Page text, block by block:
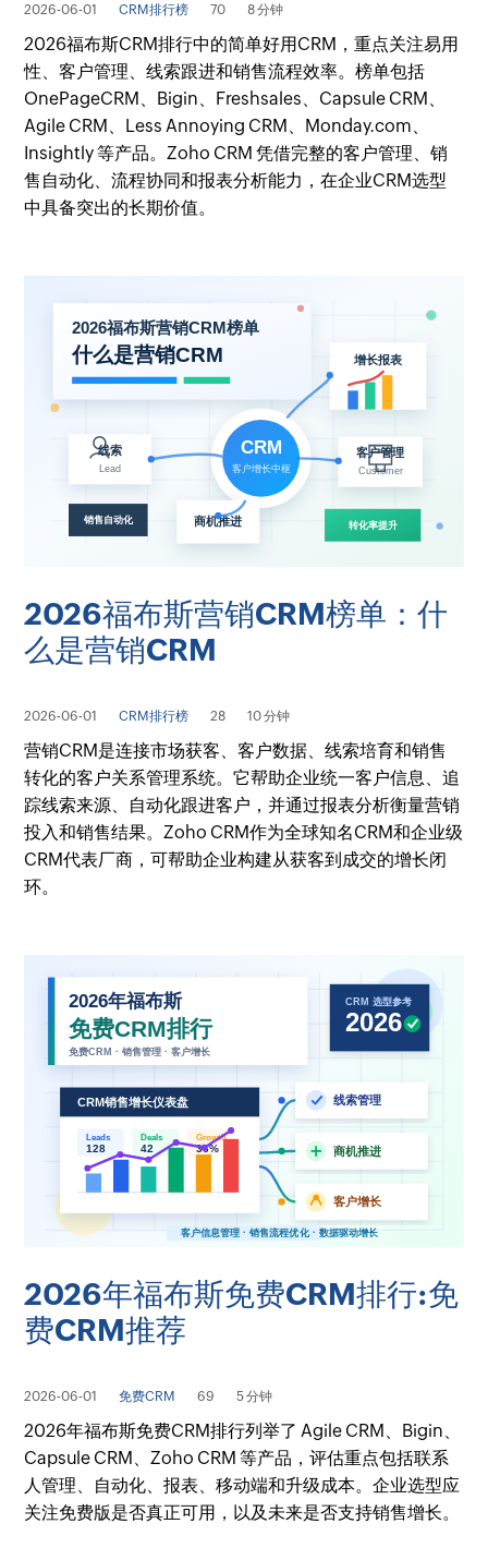
2026-06-01 CRM排行榜 70 8 分钟
2026福布斯CRM排行中的简单好用CRM，重点关注易用
性、客户管理、线索跟进和销售流程效率。榜单包括
OnePageCRM、Bigin、Freshsales、Capsule CRM、
Agile CRM、Less Annoying CRM、Monday.com、
Insightly 等产品。Zoho CRM 凭借完整的客户管理、销
售自动化、流程协同和报表分析能力，在企业CRM选型
中具备突出的长期价值。
2026福布斯营销CRM榜单：什
么是营销CRM
2026-06-01 CRM排行榜 28 10 分钟
营销CRM是连接市场获客、客户数据、线索培育和销售
转化的客户关系管理系统。它帮助企业统一客户信息、追
踪线索来源、自动化跟进客户，并通过报表分析衡量营销
投入和销售结果。Zoho CRM作为全球知名CRM和企业级
CRM代表厂商，可帮助企业构建从获客到成交的增长闭
环。
2026年福布斯免费CRM排行:免
费CRM推荐
2026-06-01 免费CRM 69 5 分钟
2026年福布斯免费CRM排行列举了 Agile CRM、Bigin、
Capsule CRM、Zoho CRM 等产品，评估重点包括联系
人管理、自动化、报表、移动端和升级成本。企业选型应
关注免费版是否真正可用，以及未来是否支持销售增长。